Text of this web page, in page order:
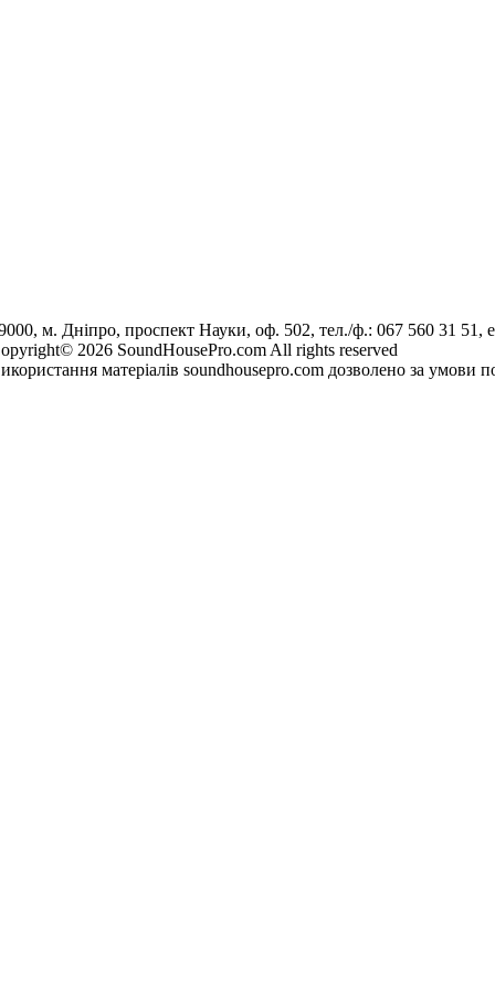
м. Дніпро, проспект Науки, оф. 502, тел./ф.: 067 560 31 51,
2026 SoundHousePro.com All rights reserved
матеріалів soundhousepro.com дозволено за умови